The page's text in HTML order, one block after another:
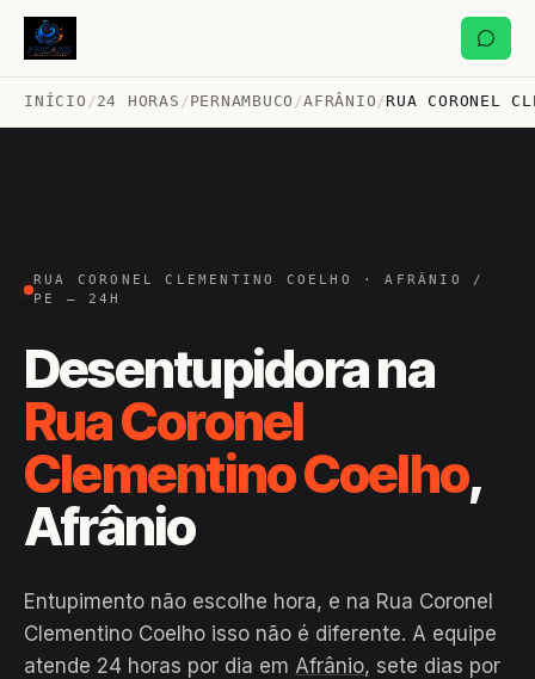
INÍCIO /24 HORAS /PERNAMBUCO /AFRÂNIO /RUA CORONEL
RUA CORONEL CLEMENTINO COELHO · AFRÂNIO /
PE — 24H
Desentupidora na
Rua Coronel
Clementino Coelho,
Afrânio
Entupimento não escolhe hora, e na Rua Coronel
Clementino Coelho isso não é diferente. A equipe
atende 24 horas por dia em Afrânio, sete dias por